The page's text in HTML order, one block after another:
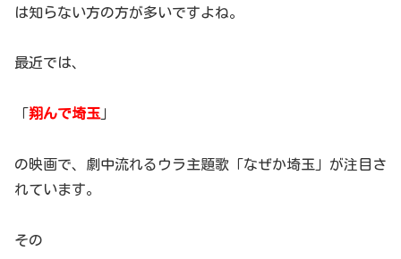
は知らない方の方が多いですよね。
最近では、
「翔んで埼玉 」
の映画で、劇中流れるウラ主題歌「なぜか埼玉」が注目さ
れています。
その